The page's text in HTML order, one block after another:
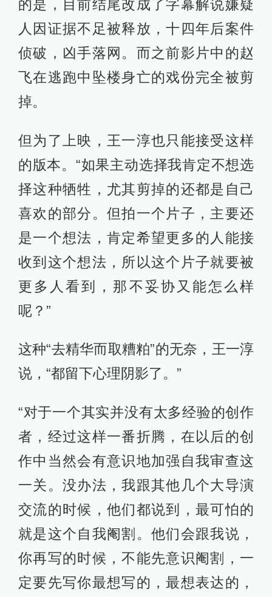
的是，目前结尾改成了字幕解说嫌疑
人因证据不足被释放，十四年后案件
侦破，凶手落网。而之前影片中的赵
飞在逃跑中坠楼身亡的戏份完全被剪
掉。
但为了上映，王一淳也只能接受这样
的版本。“如果主动选择我肯定不想选
择这种牺牲，尤其剪掉的还都是自己
喜欢的部分。但拍一个片子，主要还
是一个想法，肯定希望更多的人能接
收到这个想法，所以这个片子就要被
更多人看到，那不妥协又能怎么样
呢？”
这种“去精华而取糟粕”的无奈，王一淳
说，“都留下心理阴影了。”
“对于一个其实并没有太多经验的创作
者，经过这样一番折腾，在以后的创
作中当然会有意识地加强自我审查这
一关。没办法，我跟其他几个大导演
交流的时候，他们都说到，最可怕的
就是这个自我阉割。他们会跟我说，
你再写的时候，不能先意识阉割，一
定要先写你最想写的，最想表达的，